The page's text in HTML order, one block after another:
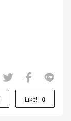
Like! 0